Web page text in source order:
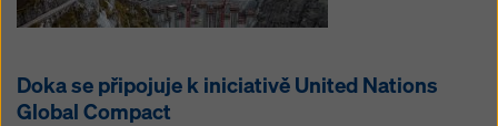
Doka se připojuje k iniciativě United Nations
Global Compact